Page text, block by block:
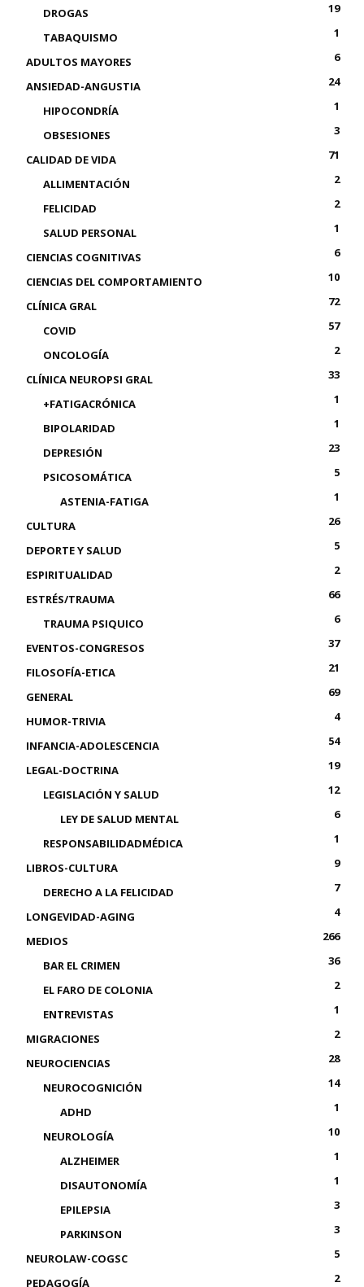
DROGAS
19
TABAQUISMO
1
ADULTOS MAYORES
6
ANSIEDAD-ANGUSTIA
24
HIPOCONDRÍA
1
OBSESIONES
3
CALIDAD DE VIDA
71
ALLIMENTACIÓN
2
FELICIDAD
2
SALUD PERSONAL
1
CIENCIAS COGNITIVAS
6
CIENCIAS DEL COMPORTAMIENTO
10
CLÍNICA GRAL
72
COVID
57
ONCOLOGÍA
2
CLÍNICA NEUROPSI GRAL
33
+FATIGACRÓNICA
1
BIPOLARIDAD
1
DEPRESIÓN
23
PSICOSOMÁTICA
5
ASTENIA-FATIGA
1
CULTURA
26
DEPORTE Y SALUD
5
ESPIRITUALIDAD
2
ESTRÉS/TRAUMA
66
TRAUMA PSIQUICO
6
EVENTOS-CONGRESOS
37
FILOSOFÍA-ETICA
21
GENERAL
69
HUMOR-TRIVIA
4
INFANCIA-ADOLESCENCIA
54
LEGAL-DOCTRINA
19
LEGISLACIÓN Y SALUD
12
LEY DE SALUD MENTAL
6
RESPONSABILIDADMÉDICA
1
LIBROS-CULTURA
9
DERECHO A LA FELICIDAD
7
LONGEVIDAD-AGING
4
MEDIOS
266
BAR EL CRIMEN
36
EL FARO DE COLONIA
2
ENTREVISTAS
1
MIGRACIONES
2
NEUROCIENCIAS
28
NEUROCOGNICIÓN
14
ADHD
1
NEUROLOGÍA
10
ALZHEIMER
1
DISAUTONOMÍA
1
EPILEPSIA
3
PARKINSON
3
NEUROLAW-COGSC
5
PEDAGOGÍA
2